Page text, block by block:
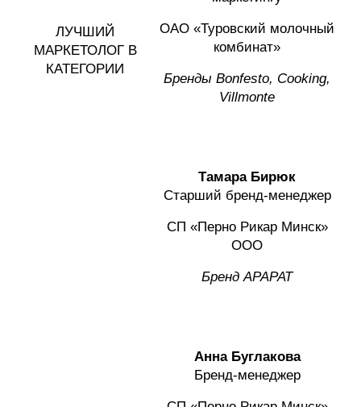
ЛУЧШИЙ
МАРКЕТОЛОГ В
КАТЕГОРИИ
ОАО «Туровский молочный
комбинат»
Бренды Bonfesto, Cooking,
Villmonte
Тамара Бирюк
Старший бренд-менеджер
СП «Перно Рикар Минск»
ООО
Бренд АРАРАТ
Анна Буглакова
Бренд-менеджер